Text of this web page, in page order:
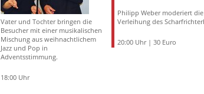
Vater und Tochter bringen die
Besucher mit einer musikalischen
Mischung aus weihnachtlichem
Jazz und Pop in
Adventsstimmung.
18:00 Uhr
Philipp Weber moderiert die
Verleihung des
20:00 Uhr | 30 Euro